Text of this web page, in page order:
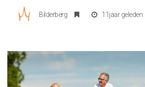
Bilderberg 11jaar geleden